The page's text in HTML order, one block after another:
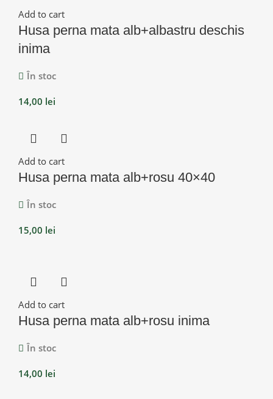
Add to cart
Husa perna mata alb+albastru deschis
inima
În stoc
14,00 lei
Add to cart
Husa perna mata alb+rosu 40×40
În stoc
15,00 lei
Add to cart
Husa perna mata alb+rosu inima
În stoc
14,00 lei